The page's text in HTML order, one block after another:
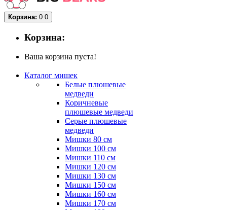
Корзина: 0 0
Корзина:
Ваша корзина пуста!
Каталог мишек
Белые плюшевые
медведи
Коричневые
плюшевые медведи
Серые плюшевые
медведи
Мишки 80 см
Мишки 100 см
Мишки 110 см
Мишки 120 см
Мишки 130 см
Мишки 150 см
Мишки 160 см
Мишки 170 см